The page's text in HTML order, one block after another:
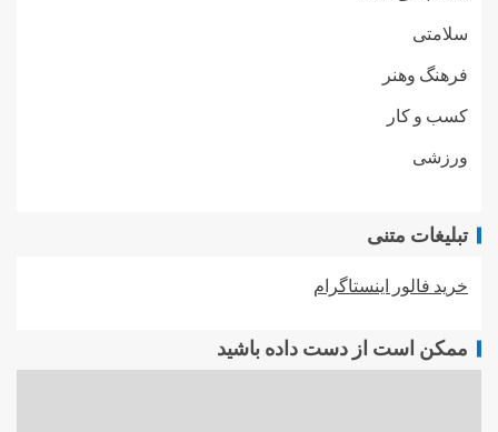
سلامتی
فرهنگ وهنر
کسب و کار
ورزشی
تبلیغات متنی
خرید فالور اینستاگرام
ممکن است از دست داده باشید